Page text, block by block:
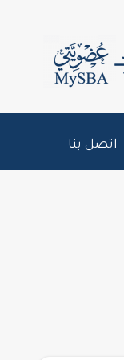
اتصل بنا